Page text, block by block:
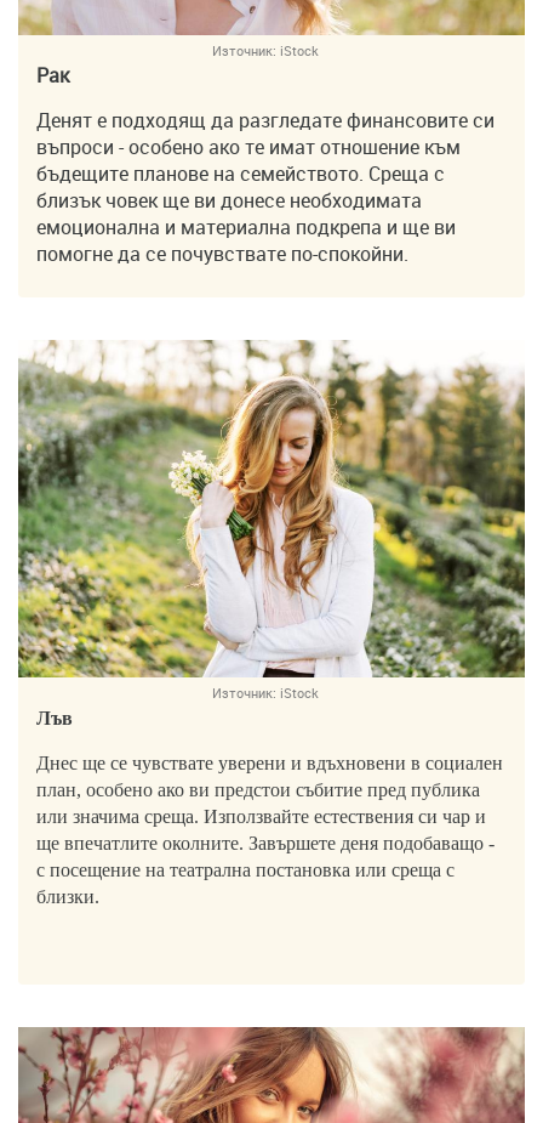
Източник: iStock
Рак
Денят е подходящ да разгледате финансовите си
въпроси - особено ако те имат отношение към
бъдещите планове на семейството. Среща с
близък човек ще ви донесе необходимата
емоционална и материална подкрепа и ще ви
помогне да се почувствате по-спокойни.
Източник: iStock
Лъв
Днес ще се чувствате уверени и вдъхновени в социален
план, особено ако ви предстои събитие пред публика
или значима среща. Използвайте естествения си чар и
ще впечатлите околните. Завършете деня подобаващо -
с посещение на театрална постановка или среща с
близки.